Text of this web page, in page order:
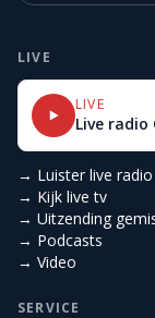
LIVE
LIVE
Live radio
→ Luister live radio
→ Kijk live tv
→ Uitzending
→ Podcasts
→ Video
SERVICE